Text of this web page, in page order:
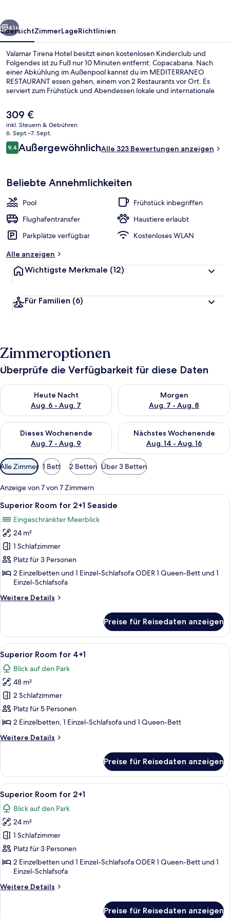
Weiter
41+
ÜbersichtZimmerLageRichtlinien
Valamar Tirena Hotel besitzt einen kostenlosen Kinderclub und
Folgendes ist zu Fuß nur 10 Minuten entfernt: Copacabana. Nach
einer Abkühlung im Außenpool kannst du im MEDITERRANEO
RESTAURANT essen gehen, einem von 2 Restaurants vor Ort. Es
serviert zum Frühstück und Abendessen lokale und internationale
ebenfalls zum Angebot. Andere Reisende lieben das hilfsbereite
Personal und das Frühstück.
Der
aktuelle
Preis
beträgt
309 €.
309 €
inkl. Steuern & Gebühren
6. Sept.–7. Sept.
Bewertungen
9,49,4 von 10.
AußergewöhnlichAlle 323 Bewertungen anzeigen
Beliebte Annehmlichkeiten
Pool
Frühstück inbegriffen
Flughafentransfer
Haustiere erlaubt
Parkplätze verfügbar
Kostenloses WLAN
Alle anzeigen
Wichtigste Merkmale (12)
Für Familien (6)
Zimmeroptionen
Überprüfe die Verfügbarkeit für diese Daten
Heute Nacht
Aug. 6 - Aug. 7
Überprüfe die Verfügbarkeit für heute Nacht, Aug. 6 - Aug. 7.
Morgen
Aug. 7 - Aug. 8
Überprüfe die Verfügbarkeit
Dieses Wochenende
Aug. 7 - Aug. 9
Überprüfe die Verfügbarkeit für dieses Wochenende, Aug. 7
Nächstes Wochenende
Aug. 14 - Aug. 16
Überprüfe die Verfügbarkeit
Verfügbare
Filter
für
Zimmer
Alle Zimmer 1 Bett 2 Betten Über 3 Betten
Anzeige von 7 von 7 Zimmern
Alle
Fotos
für
Superior
Room
for
2+1
Seaside
anzeigen
Ein modernes Hotelzimmer mit
5
Superior Room for 2+1 Seaside
Eingeschränkter Meerblick
24 m²
1 Schlafzimmer
Platz für 3 Personen
2 Einzelbetten und 1 Einzel-Schlafsofa ODER 1 Queen-Bett und 1
Einzel-Schlafsofa
Weitere Details
Weitere
Room
for
2+1
Seaside
Preise für Reisedaten anzeigen
Alle
Fotos
für
Superior
Room
for
4+1
Ein modernes Hotelzimmer mit
5
Superior Room for 4+1
Blick auf den Park
48 m²
2 Schlafzimmer
Platz für 5 Personen
2 Einzelbetten, 1 Einzel-Schlafsofa und 1 Queen-Bett
Weitere Details
Weitere
Room
for
4+1
Preise für Reisedaten anzeigen
Alle
Fotos
für
Superior
Room
for
2+1
anzeigen
Ein modernes Hotelzimmer mit
5
Superior Room for 2+1
Blick auf den Park
24 m²
1 Schlafzimmer
Platz für 3 Personen
2 Einzelbetten und 1 Einzel-Schlafsofa ODER 1 Queen-Bett und 1
Einzel-Schlafsofa
Weitere Details
Weitere
Preise für Reisedaten anzeigen